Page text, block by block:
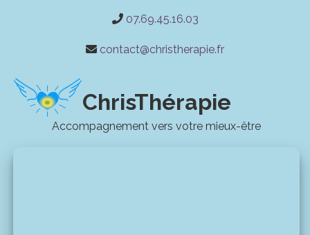
07.69.45.16.03
contact@christherapie.fr
ChrisThérapie
Accompagnement vers votre mieux-être